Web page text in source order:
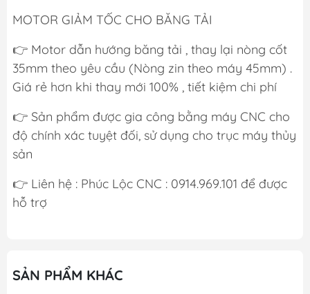
MOTOR GIẢM TỐC CHO BĂNG TẢI
👉 Motor dẫn hướng băng tải , thay lại nòng cốt
35mm theo yêu cầu (Nòng zin theo máy 45mm) .
Giá rẻ hơn khi thay mới 100% , tiết kiệm chi phí
👉 Sản phẩm được gia công bằng máy CNC cho
độ chính xác tuyệt đối, sử dụng cho trục máy thủy
sản
👉 Liên hệ : Phúc Lộc CNC : 0914.969.101 để được
hỗ trợ
SẢN PHẨM KHÁC